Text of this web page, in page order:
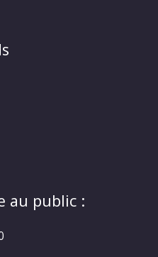
au public :